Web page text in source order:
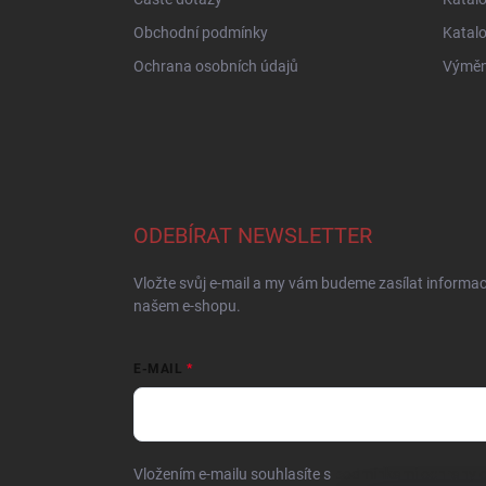
Obchodní podmínky
Ochrana osobních údajů
ODEBÍRAT NEWSLETTER
Vložte svůj e-mail a my vám budeme zasílat
našem e-shopu.
E-MAIL
Vložením e-mailu souhlasíte s